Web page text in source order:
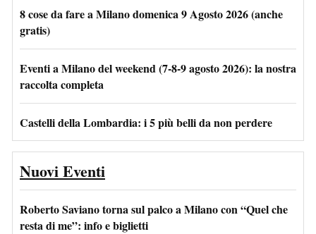
8 cose da fare a Milano domenica 9 Agosto 2026 (anche
gratis)
Eventi a Milano del weekend (7-8-9 agosto 2026): la nostra
raccolta completa
Castelli della Lombardia: i 5 più belli da non perdere
Nuovi Eventi
Roberto Saviano torna sul palco a Milano con “Quel che
resta di me”: info e biglietti